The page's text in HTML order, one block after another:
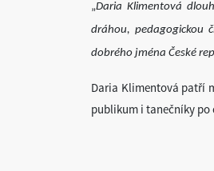
„Daria Klimentová
dráhou, pedagogickou
dobrého jména České
Daria Klimentová patří
publikum i tanečníky po